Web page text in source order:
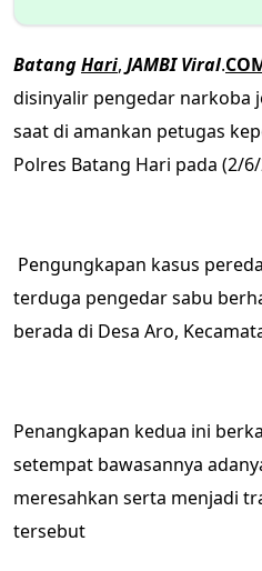
BatangHari, JAMBI Viral.
disinyalir pengedar narkoba
saat di amankan petugas
Polres Batang Hari pada (2/
Pengungkapan kasus
terduga pengedar sabu
berada di Desa Aro,
Penangkapan kedua ini
setempat bawasannya
meresahkan serta menjadi
tersebut